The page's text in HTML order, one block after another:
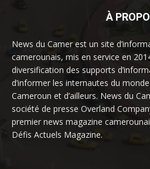
À
News du Camer est un site
camerounais, mis en service en
diversification des supports
d’informer les internautes du
Cameroun et d’ailleurs. News du
société de presse Overland
premier news magazine
Défis Actuels Magazine.